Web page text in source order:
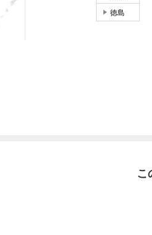
徳島
こ